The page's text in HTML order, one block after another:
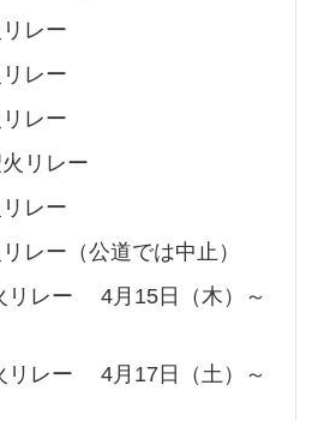
レー
レー
リレー
火リレー
レー
レー（公道では中止）
リレー 4月15日（木）～
リレー 4月17日（土）～